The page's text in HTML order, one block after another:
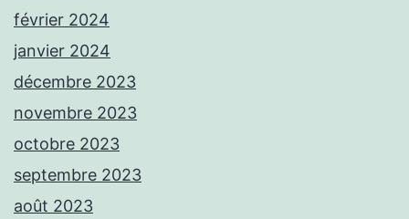
février 2024
janvier 2024
décembre 2023
novembre 2023
octobre 2023
septembre 2023
août 2023